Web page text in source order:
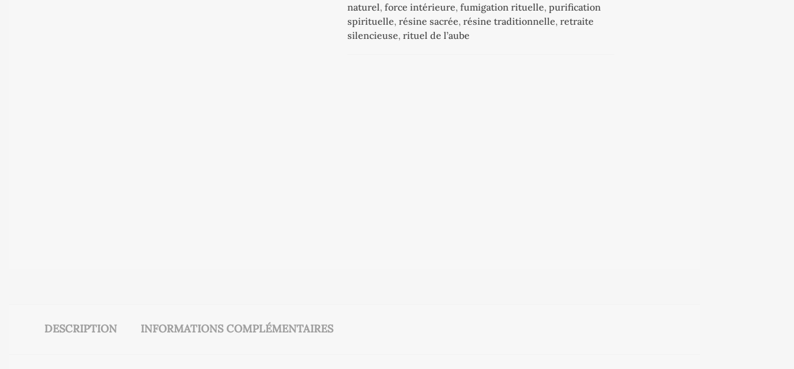
naturel,force intérieure,fumigation rituelle,purification
spirituelle,résine sacrée,résine traditionnelle,retraite
silencieuse,rituel de l’aube
DESCRIPTION INFORMATIONS COMPLÉMENTAIRES